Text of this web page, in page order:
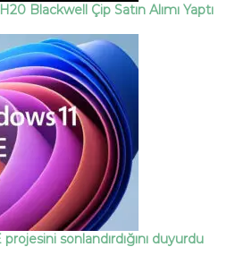
Blackwell Çip Satın Alımı Yaptı
sonlandırdığını duyurdu